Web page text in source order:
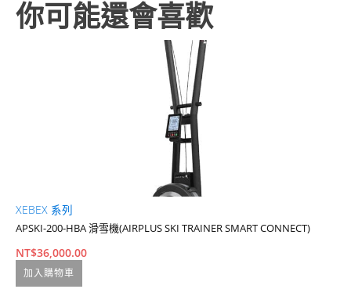
你可能還會喜歡
加入購物車
XEBEX 系列
APSKI-200-HBA 滑雪機(AIRPLUS SKI TRAINER SMART CONNECT)
NT$36,000.00